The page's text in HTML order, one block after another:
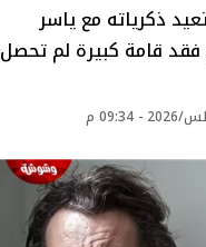
ذكرياته مع ياسر
قامة كبيرة لم تحصل